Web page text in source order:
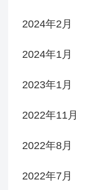
2024年2月
2024年1月
2023年1月
2022年11月
2022年8月
2022年7月